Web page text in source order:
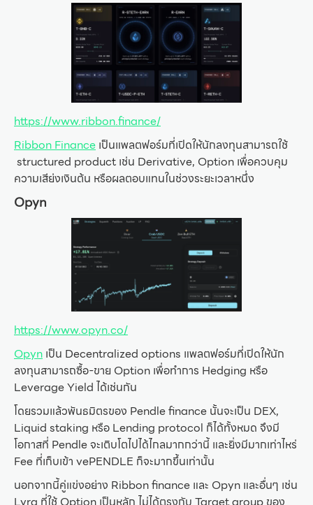
https://www.ribbon.finance/
Ribbon Finance เป็นแพลตฟอร์มที่เปิดให้นักลงทุนสามารถใช้
structured product เช่น Derivative, Option เพื่อควบคุม
ความเสีย่งเงินต้น หรือผลตอบแทนในช่วงระยะเวลาหนึ่ง
Opyn
https://www.opyn.co/
Opyn เป็น Decentralized options แพลตฟอร์มที่เปิดให้นัก
ลงทุนสามารถซื้อ-ขาย Option เพื่อทำการ Hedging หรือ
Leverage Yield ได้เช่นกัน
โดยรวมแล้วพันธมิตรของ Pendle finance นั้นจะเป็น DEX,
Liquid staking หรือ Lending protocol ก็ได้ทั้งหมด จึงมี
โอกาสที่ Pendle จะเติบโตไปได้ไกลมากกว่านี้ และยิ่งมีมากเท่าไหร่
Fee ที่เก็บเข้า vePENDLE ก็จะมากขึ้นเท่านั้น
นอกจากนี้คู่แข่งอย่าง Ribbon finance และ Opyn และอื่นๆ เช่น